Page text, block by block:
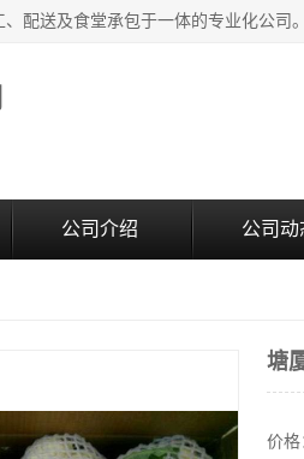
公司介绍 公司动
塘
价格